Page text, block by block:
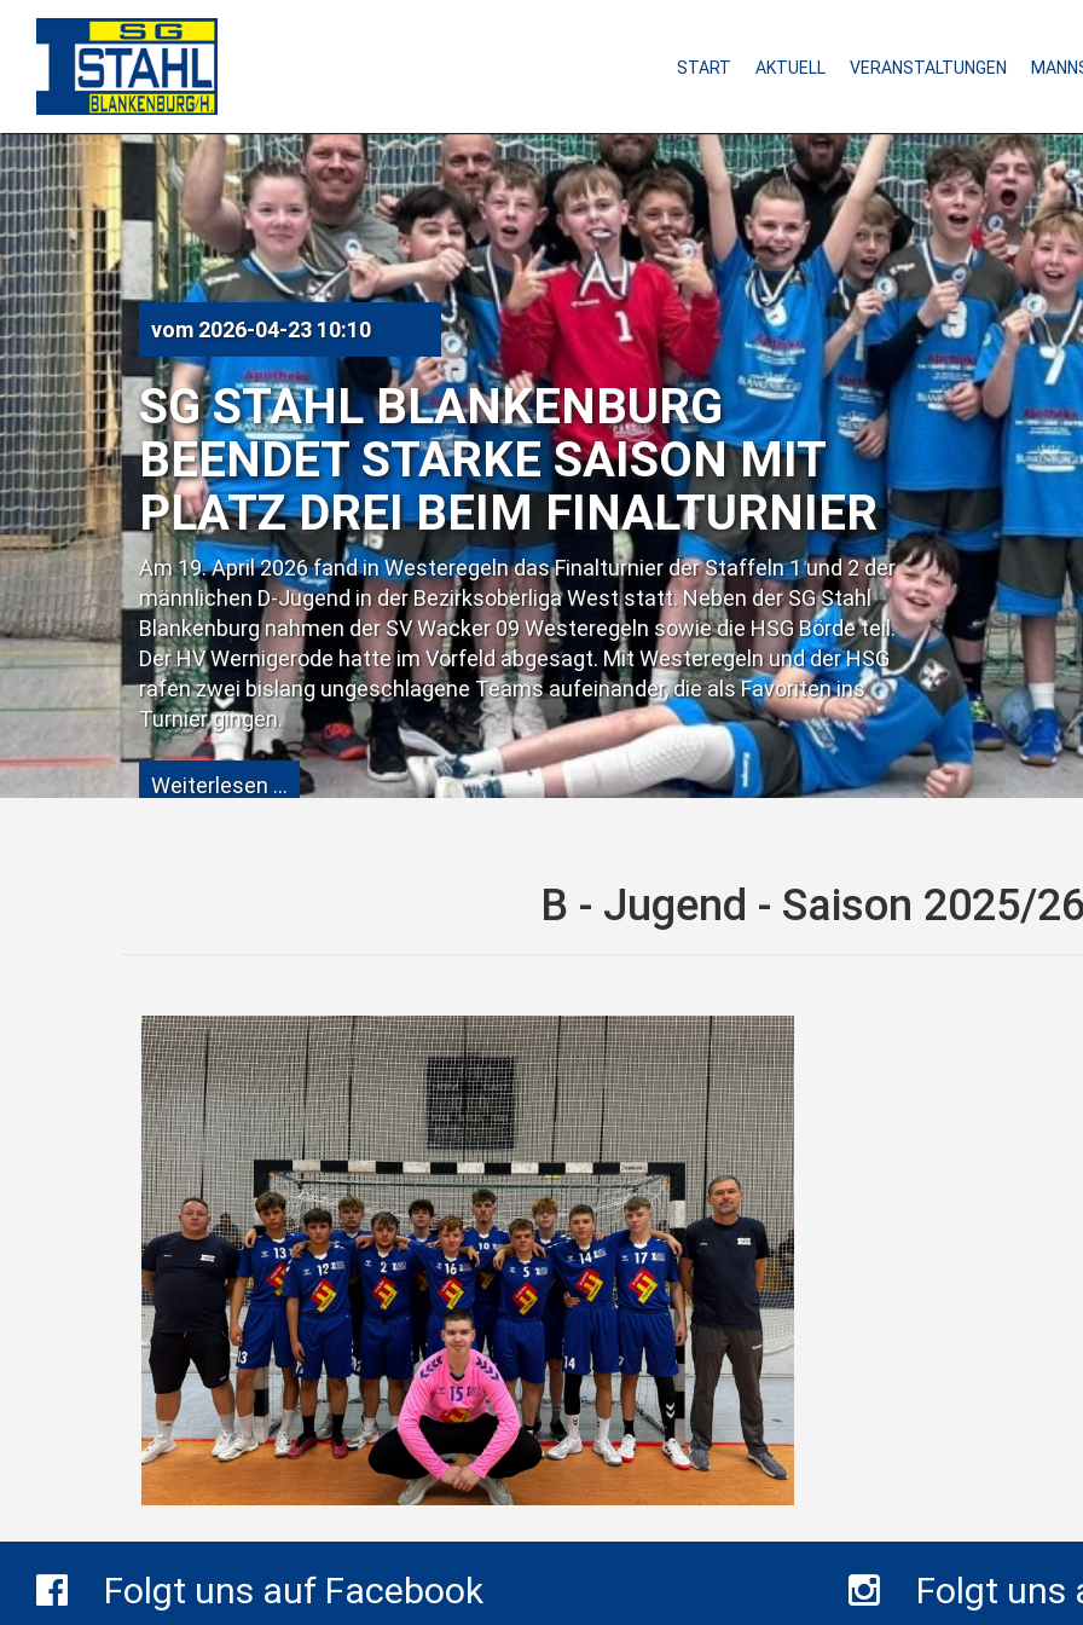
START AKTUELL VERANSTALTUNGEN
vom2026-04-23 10:10
SG STAHL BLANKENBURG
BEENDET STARKE SAISON MIT
PLATZ DREI BEIM FINALTURNIER
Am 19. April 2026 fand in Westeregeln das Finalturnier der Staffeln 1 und 2 der
männlichen D-Jugend in der Bezirksoberliga West statt. Neben der SG Stahl
Blankenburg nahmen der SV Wacker 09 Westeregeln sowie die HSG Börde teil.
Der HV Wernigerode hatte im Vorfeld abgesagt. Mit Westeregeln und der HSG
rafen zwei bislang ungeschlagene Teams aufeinander, die als Favoriten ins
Turnier gingen.
Weiterlesen …
B - Jugend - Saison 2025/
Folgt uns auf Facebook Folgt uns